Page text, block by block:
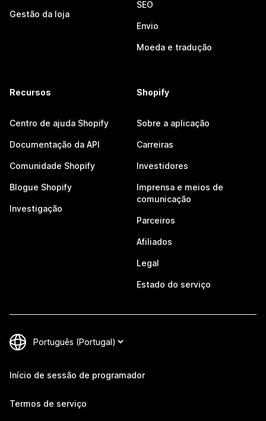
Gestão da loja
SEO
Envio
Moeda e tradução
Recursos
Centro de ajuda Shopify
Documentação da API
Comunidade Shopify
Blogue Shopify
Investigação
Shopify
Sobre a aplicação
Carreiras
Investidores
Imprensa e meios de
comunicação
Parceiros
Afiliados
Legal
Estado do serviço
Início de sessão de programador
Termos de serviço